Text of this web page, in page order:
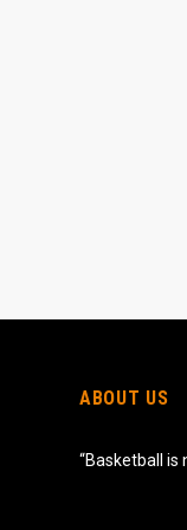
ABOUT US
“Basketball is